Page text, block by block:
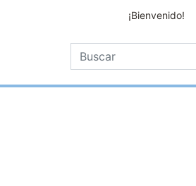
¡Bienvenido!